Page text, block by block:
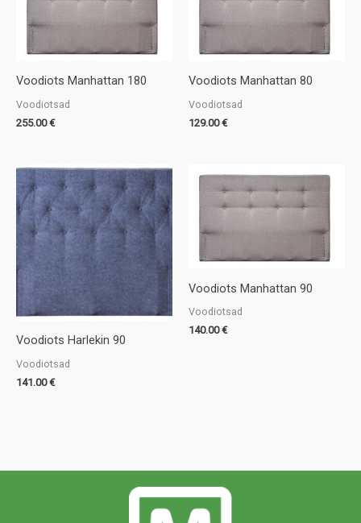
Voodiots Manhattan 180
Voodiotsad
255.00€
Voodiots Manhattan 80
Voodiotsad
129.00€
Voodiots Harlekin 90
Voodiotsad
141.00€
Voodiots Manhattan 90
Voodiotsad
140.00€